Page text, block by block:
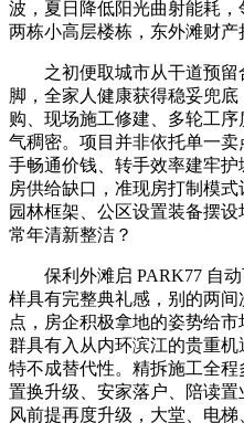
波，夏日降低阳光曲射能耗
两栋小高层楼栋，东外滩财产
之初便取城市从干道预留
脚，全家人健康获得稳妥兜
购、现场施工修建、多轮工
气稠密。项目并非依托单一
手畅通价钱、转手效率建牢
房供给缺口，准现房打制模
园林框架、公区设置装备摆
常年清新整洁？
保利外滩启 PARK77 自动
样具有完整典礼感，别的两
点，房企积极拿地的姿势给
群具有入从内环滨江的贵重
特不成替代性。精拆施工全
置换升级、安家落户、陪读
风前提再度升级，大堂、电